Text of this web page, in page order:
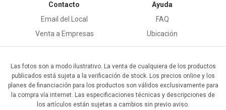
Contacto
Email del Local
Venta a Empresas
Ayuda
FAQ
Ubicación
Las fotos son a modo ilustrativo. La venta de cualquiera de los productos
publicados está sujeta a la verificación de stock. Los precios online y los
planes de financiación para los productos son válidos exclusivamente para
la compra vía internet. Las especificaciones técnicas y descripciones de
los artículos están sujetas a cambios sin previo aviso.